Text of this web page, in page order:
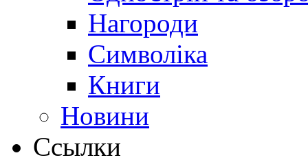
Нагороди
Символіка
Книги
Новини
Ссылки